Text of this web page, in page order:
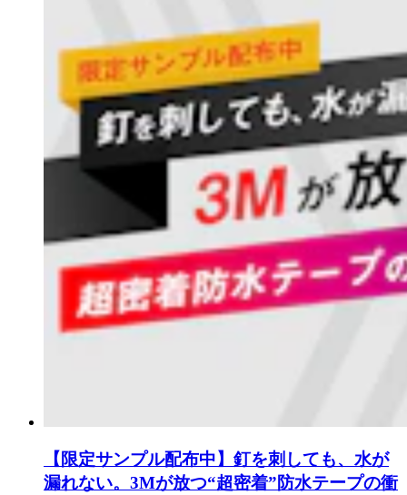
【限定サンプル配布中】釘を刺しても、水が
漏れない。3Mが放つ“超密着”防水テープの衝